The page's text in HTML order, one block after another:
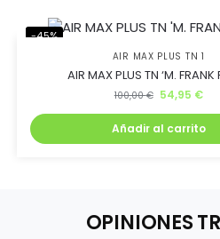
-45%
AIR MAX PLUS TN 1
AIR MAX PLUS TN ‘M. FRANK
100,00€ 54,95 €
Añadir al carrito
OPINIONES